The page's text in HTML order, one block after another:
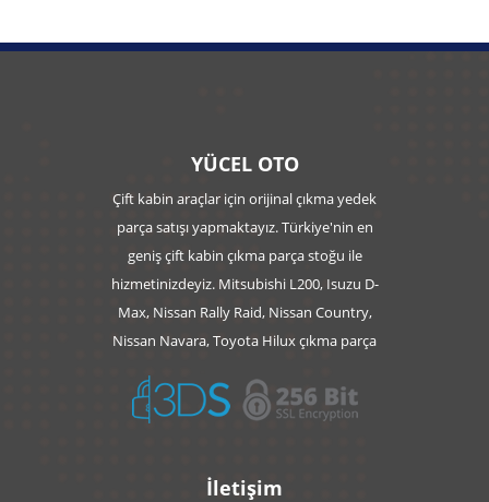
YÜCEL OTO
Çift kabin araçlar için orijinal çıkma yedek
parça satışı yapmaktayız. Türkiye'nin en
geniş çift kabin çıkma parça stoğu ile
hizmetinizdeyiz. Mitsubishi L200, Isuzu D-
Max, Nissan Rally Raid, Nissan Country,
Nissan Navara, Toyota Hilux çıkma parça
İletişim